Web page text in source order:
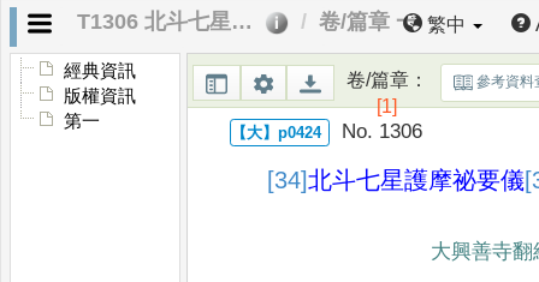
T1306 北斗七星護摩祕要儀軌 卷/篇章 一 繁中
經典資訊
版權資訊
第一
卷/篇章：
[1]
參考資料
No. 1306
[34]北斗七星護摩祕要儀
大興善寺